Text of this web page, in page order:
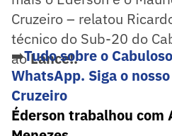
Cruzeiro – relatou
técnico do Sub-20 do
aoLance!.
➡️Tudo sobre o
WhatsApp. Siga o
Cruzeiro
Éderson trabalhou com